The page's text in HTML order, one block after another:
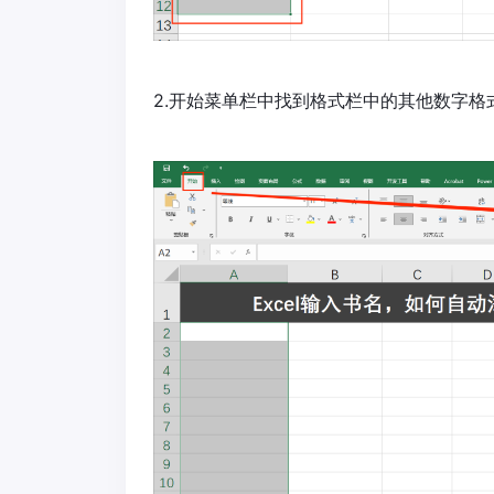
2.开始菜单栏中找到格式栏中的其他数字格